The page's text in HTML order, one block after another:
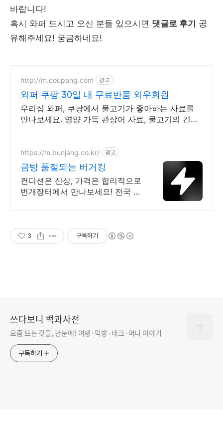
바랍니다!
혹시 와퍼 드시고 오신 분들 있으시면 댓글로 후기
공
유해주세요! 궁금하네요!
http://m.coupang.com 광고
와퍼 쿠팡 30일 내 무료반품 와우회원
우리집 와퍼, 쿠팡에서 물고기가 좋아하는 사료를
만나보세요. 영양 가득 관상어 사료, 물고기의 건강
https://m.bunjang.co.kr/ 광고
금방 품절되는 버거킹
컨디션은 신상, 가격은 합리적으로
번개장터에서 만나보세요! 전국 각
3 구독하기
쓰다보니 백과사전
요즘 뜨는 것들, 한눈에! 여행·먹방·테크·머니 이야기
구독하기